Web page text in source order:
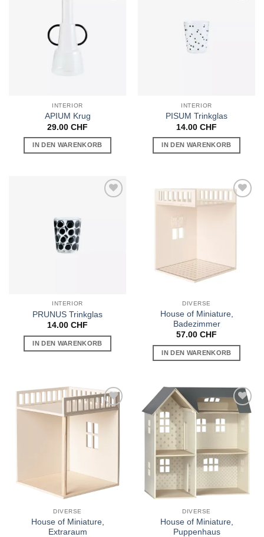
INTERIOR
APIUM Krug
29.00 CHF
IN DEN WARENKORB
INTERIOR
PISUM Trinkglas
14.00 CHF
IN DEN WARENKORB
INTERIOR
PRUNUS Trinkglas
14.00 CHF
IN DEN WARENKORB
Auf die
DIVERSE
House of Miniature,
Badezimmer
57.00 CHF
IN DEN WARENKORB
Auf die
Wunschliste
DIVERSE
House of Miniature,
Extraraum
Auf die
Wunschliste
DIVERSE
House of Miniature,
Puppenhaus